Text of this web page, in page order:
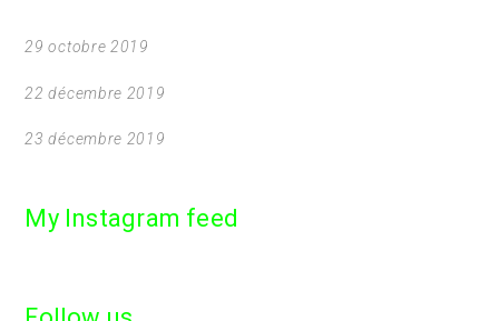
29 octobre 2019
22 décembre 2019
23 décembre 2019
My Instagram feed